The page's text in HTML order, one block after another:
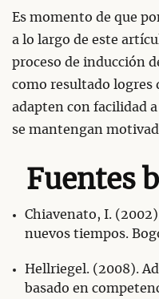
Es momento de que
a lo largo de este
proceso de inducción
como resultado logres
adapten con facilidad
se mantengan
Fuentes
Chiavenato, I.
nuevos tiempos.
Hellriegel. (2008).
basado en